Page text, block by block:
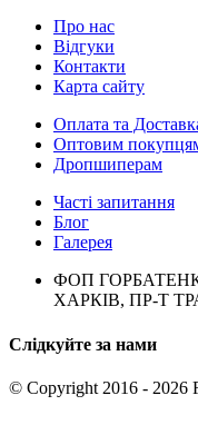
Про нас
Відгуки
Контакти
Карта сайту
Оплата та
Оптовим
Дропшиперам
Часті запитання
Блог
Галерея
ФОП
ХАРКІВ, ПР-Т
Слідкуйте за нами
© Copyright 2016 - 2026